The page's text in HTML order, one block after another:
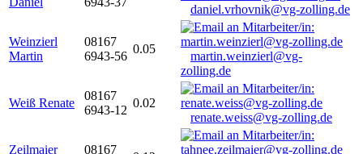
daniel.vrhovnik@vg-zolling.de
Weinzierl
Martin
08167
6943-56
0.05
martin.weinzierl@vg-
zolling.de
Weiß Renate
08167
6943-12
0.02
renate.weiss@vg-zolling.de
Zeilmaier
08167